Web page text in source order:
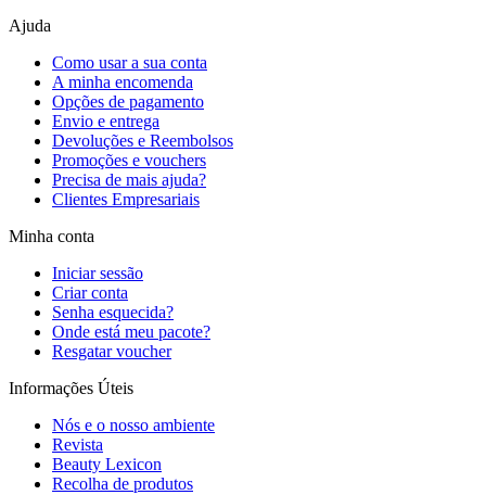
Ajuda
Como usar a sua conta
A minha encomenda
Opções de pagamento
Envio e entrega
Devoluções e Reembolsos
Promoções e vouchers
Precisa de mais ajuda?
Clientes Empresariais
Minha conta
Iniciar sessão
Criar conta
Senha esquecida?
Onde está meu pacote?
Resgatar voucher
Informações Úteis
Nós e o nosso ambiente
Revista
Beauty Lexicon
Recolha de produtos